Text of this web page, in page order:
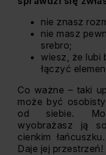
nie znasz
nie masz
srebro;
wiesz, że lubi
łączyć
Co ważne – taki
może być
od siebie.
wyobrażasz ją
cienkim
Daje jej przestrzeń!